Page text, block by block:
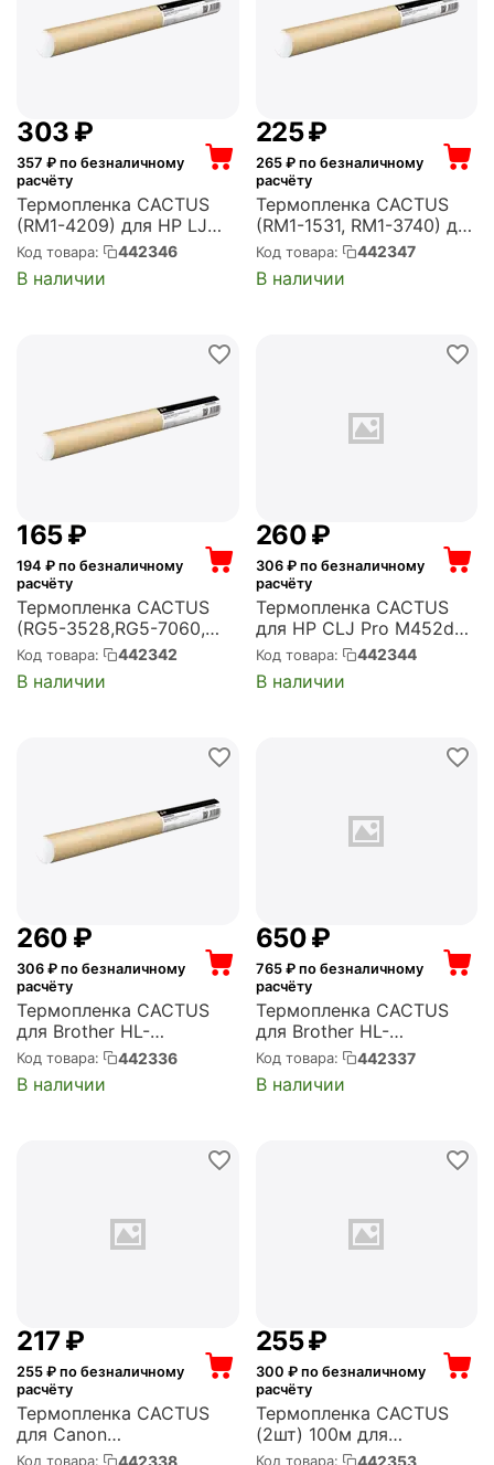
‍303‍ ₽
357 ₽ по безналичному
расчёту
Термопленка CACTUS
(RM1-4209) для HP LJ
P1505n, P1505, M1522nf,
M1522n, M1120n, M1120
MFP (CS-FILM-HP-P1505)
Код товара: 442346
В наличии
‍225‍₽
265₽ по безналичному
расчёту
Термопленка CACTUS
(RM1-1531, RM1-3740) для
HP LJ P3005, M3035,
M3027, 2430, 2420, 2410,
2400, 2200 (CS-FILM-HP-
Код товара: 442347
В наличии
‍165‍₽
194 ₽ по безналичному
расчёту
Термопленка CACTUS
(RG5-3528,RG5-7060,
RM1-2522) для HP
LaserJet M5035MFP,
5200, 5100, 5000 (CS-
Код товара: 442342
В наличии
‍260‍₽
306₽ по безналичному
расчёту
Термопленка CACTUS
для HP CLJ Pro M452dn,
M452dw, M452nw, MFP
M377dw, MFP M477fdn
(CS-FILM-HP-M452)
Код товара: 442344
В наличии
‍260‍ ₽
306 ₽ по безналичному
расчёту
Термопленка CACTUS
для Brother HL-
L5000D/L5100DN/L5200
DW, DCP-L5500DN (CS-
FILM-BR-HL5100)
Код товара: 442336
В наличии
‍650‍₽
765₽ по безналичному
расчёту
Термопленка CACTUS
для Brother HL-
5440/5450/5470 DCP-
8110 (CS-FILM-BR-
HL5540)
Код товара: 442337
В наличии
‍217‍₽
255 ₽ по безналичному
расчёту
Термопленка CACTUS
для Canon
iR1018/1019/1022/1023/10
Код товара: 442338
‍255‍₽
300 ₽ по безналичному
расчёту
Термопленка CACTUS
(2шт) 100м для
Panasonic
Код товара: 442353